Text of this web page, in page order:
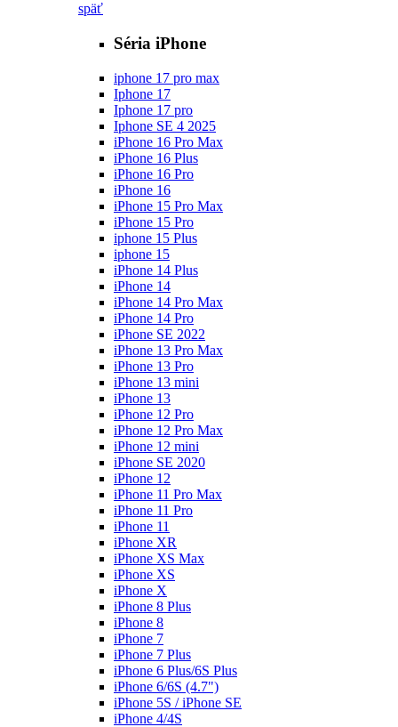
späť
Séria iPhone
iphone 17 pro max
Iphone 17
Iphone 17 pro
Iphone SE 4 2025
iPhone 16 Pro Max
iPhone 16 Plus
iPhone 16 Pro
iPhone 16
iPhone 15 Pro Max
iPhone 15 Pro
iphone 15 Plus
iphone 15
iPhone 14 Plus
iPhone 14
iPhone 14 Pro Max
iPhone 14 Pro
iPhone SE 2022
iPhone 13 Pro Max
iPhone 13 Pro
iPhone 13 mini
iPhone 13
iPhone 12 Pro
iPhone 12 Pro Max
iPhone 12 mini
iPhone SE 2020
iPhone 12
iPhone 11 Pro Max
iPhone 11 Pro
iPhone 11
iPhone XR
iPhone XS Max
iPhone XS
iPhone X
iPhone 8 Plus
iPhone 8
iPhone 7
iPhone 7 Plus
iPhone 6 Plus/6S Plus
iPhone 6/6S (4.7")
iPhone 5S / iPhone SE
iPhone 4/4S